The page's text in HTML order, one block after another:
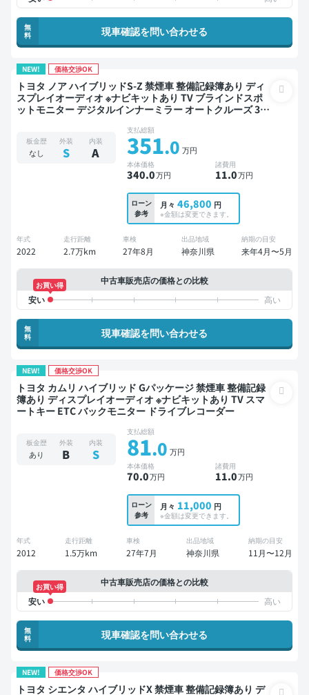
無
料
現車確認を問い合わせる
NEW! 価格交渉OK
トヨタ ノア ハイブリッドS-Z 禁煙車 整備記録簿あり ディ
スプレイオーディオ ※ナビキットあり TV ブラインドスポ
ットモニター デジタルインナーミラー オートクルーズ 3列
衝突軽減 両側電動スライドドア 7人乗り
板金歴
なし
外装
S
内装
A
支払総額
351.0 万円
本体価格
340.0万円
諸費用
11.0万円
ローン
参考
月々 46,800 円
※金額は変更できます。
年式
2022
走行距離
2.7万km
車検
27年8月
出品地域
神奈川県
納期の目安
来年4月〜5月
中古車販売店の価格との比較
お買い得
無
料
現車確認を問い合わせる
NEW! 価格交渉OK
トヨタ カムリ ハイブリッド Gパッケージ 禁煙車 整備記録
簿あり ディスプレイオーディオ ※ナビキットあり TV スマ
ートキー ETC バックモニター ドライブレコーダー
板金歴
あり
外装
B
内装
S
支払総額
81.0 万円
本体価格
70.0万円
諸費用
11.0万円
ローン
参考
月々 11,000 円
※金額は変更できます。
年式
2012
走行距離
1.5万km
車検
27年7月
出品地域
神奈川県
納期の目安
11月〜12月
中古車販売店の価格との比較
お買い得
無
料
現車確認を問い合わせる
NEW! 価格交渉OK
トヨタ シエンタ ハイブリッドX 禁煙車 整備記録簿あり デ